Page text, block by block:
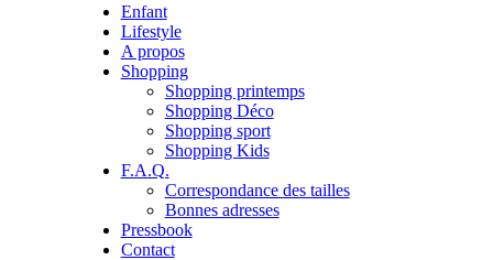
Enfant
Lifestyle
A propos
Shopping
Shopping printemps
Shopping Déco
Shopping sport
Shopping Kids
F.A.Q.
Correspondance des tailles
Bonnes adresses
Pressbook
Contact